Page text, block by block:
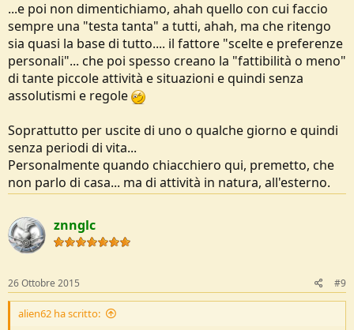
...e poi non dimentichiamo, ahah quello con cui faccio
sempre una "testa tanta" a tutti, ahah, ma che ritengo
sia quasi la base di tutto.... il fattore "scelte e preferenze
personali"... che poi spesso creano la "fattibilità o meno"
di tante piccole attività e situazioni e quindi senza
assolutismi e regole
Soprattutto per uscite di uno o qualche giorno e quindi
senza periodi di vita...
Personalmente quando chiacchiero qui, premetto, che
non parlo di casa... ma di attività in natura, all'esterno.
znnglc
26 Ottobre 2015 #9
alien62 ha scritto: